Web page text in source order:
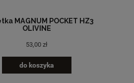
MAGNUM POCKET HZ3
OLIVINE
53,00 zł
do koszyka